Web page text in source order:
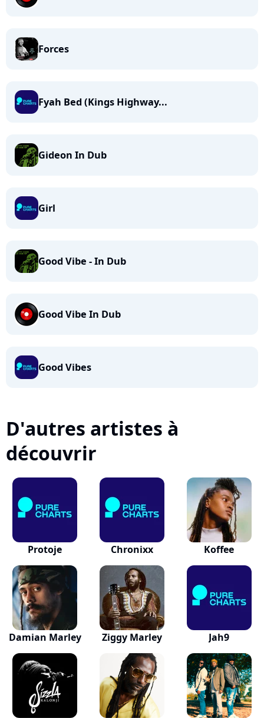
Forces
Fyah Bed (Kings Highway...
Gideon In Dub
Girl
Good Vibe - In Dub
Good Vibe In Dub
Good Vibes
D'autres artistes à
découvrir
Protoje Chronixx Koffee
Damian Marley Ziggy Marley Jah9